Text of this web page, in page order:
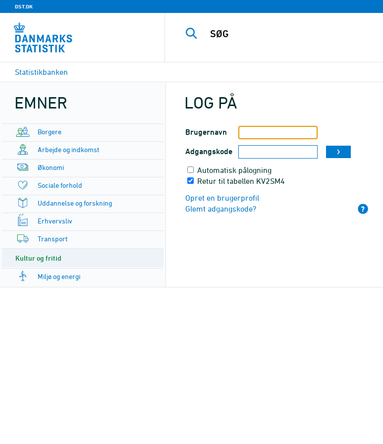
DST.DK
Statistikbanken
EMNER
Borgere
Arbejde og indkomst
Økonomi
Sociale forhold
Uddannelse og forskning
Erhvervsliv
Transport
Kultur og fritid
Miljø og energi
LOG PÅ
Brugernavn
Adgangskode
Automatisk pålogning
Retur til tabellen KV2SM4
Opret en brugerprofil
Glemt adgangskode?